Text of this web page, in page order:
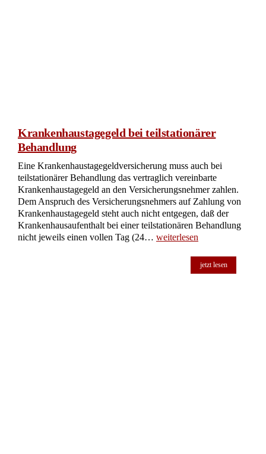
Krankenhaustagegeld bei teilstationärer
Behandlung
Eine Krankenhaustagegeldversicherung muss auch bei
teilstationärer Behandlung das vertraglich vereinbarte
Krankenhaustagegeld an den Versicherungsnehmer zahlen.
Dem Anspruch des Versicherungsnehmers auf Zahlung von
Krankenhaustagegeld steht auch nicht entgegen, daß der
Krankenhausaufenthalt bei einer teilstationären Behandlung
nicht jeweils einen vollen Tag (24… weiterlesen
jetzt lesen